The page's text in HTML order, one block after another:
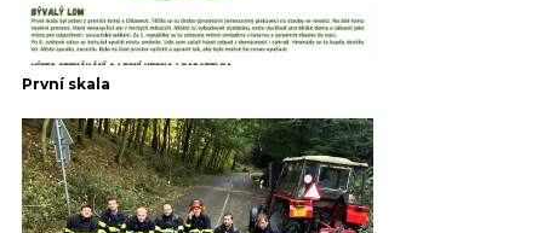
První skala